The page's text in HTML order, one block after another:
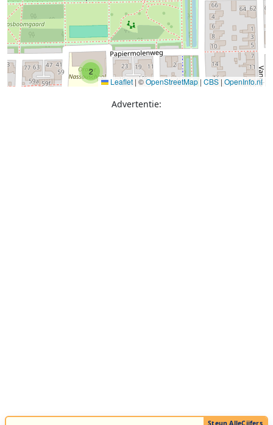
2
Leaflet | ©OpenStreetMap | CBS | OpenInfo.nl
Advertentie: